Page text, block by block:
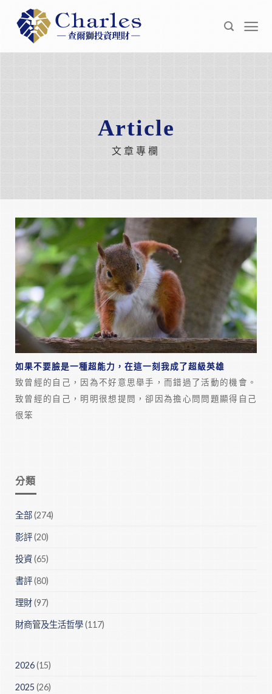
content
Article
文章專欄
如果不要臉是一種超能力，在這一刻我成了超級英雄
致曾經的自己，因為不好意思舉手，而錯過了活動的機會。
致曾經的自己，明明很想提問，卻因為擔心問問題顯得自己
很笨
分類
全部(274)
影評(20)
投資(65)
書評(80)
理財(97)
財商管及生活哲學(117)
2026(15)
2025 (26)